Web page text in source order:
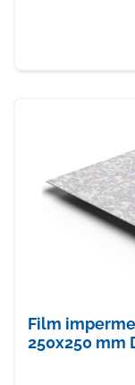
Film
250x250 mm